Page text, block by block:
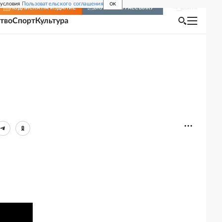
Пользовательского соглашения OK
ПОДПИСКА НА ИЗДАНИЕ ВКЛЮЧИТЬ РАССЫЛКУ
СпортКультура